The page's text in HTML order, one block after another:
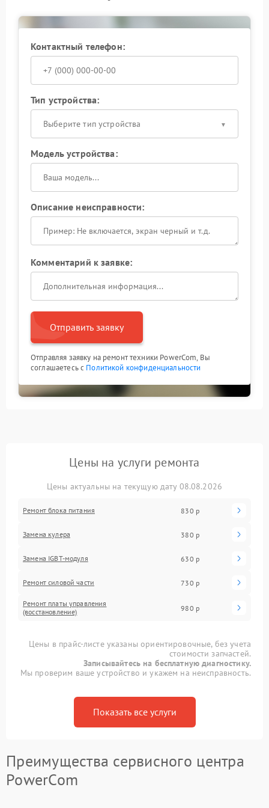
Сервисный центр Powercom выполняет ремонт
платы, замену конденсаторов и восстановление
неисправности ИБП функционирует устойчивее и
безопаснее для подключенной техники.
Исправные конденсаторы обеспечивают
признаках неисправности стоит заняться ремонтом
и продлить срок службы устройства.
Контактный телефон:
Тип устройства:
Выберите тип устройства
Модель устройства:
Описание неисправности:
Комментарий к заявке:
Отправить заявку
Отправляя заявку на ремонт техники PowerCom, Вы
соглашаетесь с Политикой конфиденциальности
Цены на услуги ремонта
Цены актуальны на текущую дату 08.08.2026
Ремонт блока питания 830 р
Замена кулера 380 р
Замена IGBT-модуля 630 р
Ремонт силовой части 730 р
Ремонт платы управления
(восстановление)
980 р
Цены в прайс-листе указаны ориентировочные, без учета
стоимости запчастей.
Записывайтесь на бесплатную диагностику.
Мы проверим ваше устройство и укажем на неисправность.
Показать все услуги
Преимущества сервисного центра
PowerCom